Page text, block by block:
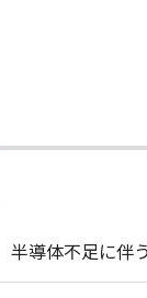
半導体不足に